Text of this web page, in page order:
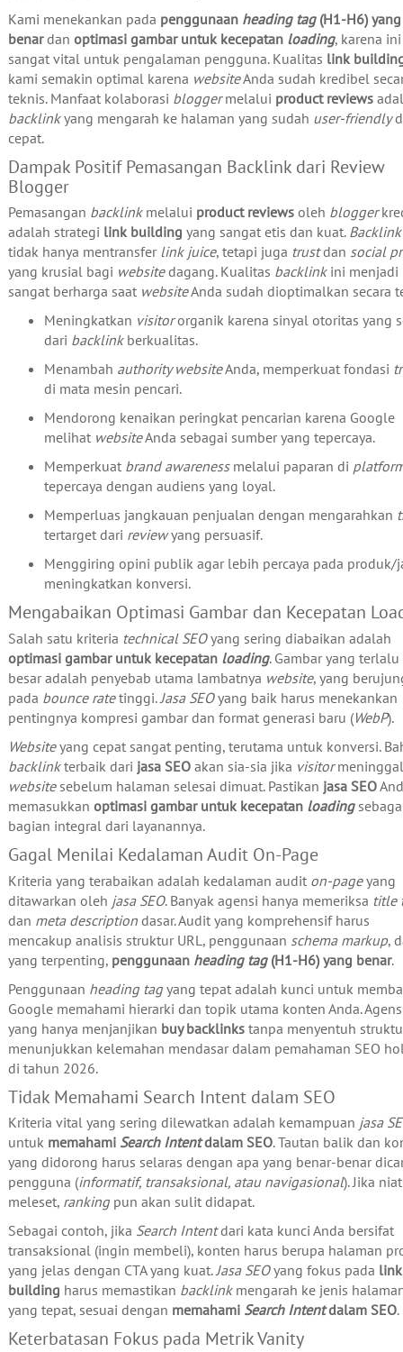
Kami menekankan pada penggunaan heading tag(H1-H6) yang
benardan optimasi gambar untuk kecepatan loading, karena ini
sangat vital untuk pengalaman pengguna. Kualitas link
kami semakin optimal karena websiteAnda sudah kredibel
teknis. Manfaat kolaborasi bloggermelalui product reviews
backlinkyang mengarah ke halaman yang sudah user-friendly
cepat.
Dampak Positif Pemasangan Backlink dari Review
Blogger
Pemasangan backlinkmelalui product reviewsoleh blogger
adalah strategi link building yang sangat etis dan kuat. Backlink
tidak hanya mentransfer link juice, tetapi juga trustdan social
yang krusial bagi websitedagang. Kualitas backlinkini menjadi
sangat berharga saat websiteAnda sudah dioptimalkan secara
Meningkatkan visitororganik karena sinyal otoritas yang
dari backlinkberkualitas.
Menambah authority websiteAnda, memperkuat fondasi
di mata mesin pencari.
Mendorong kenaikan peringkat pencarian karena Google
melihat websiteAnda sebagai sumber yang tepercaya.
Memperkuat brand awarenessmelalui paparan di
tepercaya dengan audiens yang loyal.
Memperluas jangkauan penjualan dengan mengarahkan
tertarget dari reviewyang persuasif.
Menggiring opini publik agar lebih percaya pada produk/
meningkatkan konversi.
Mengabaikan Optimasi Gambar dan Kecepatan
Salah satu kriteria technical SEOyang sering diabaikan adalah
optimasi gambar untuk kecepatan loading. Gambar yang terlalu
besar adalah penyebab utama lambatnya website, yang
pada bounce ratetinggi. Jasa SEOyang baik harus menekankan
pentingnya kompresi gambar dan format generasi baru (WebP).
Websiteyang cepat sangat penting, terutama untuk konversi.
backlinkterbaik dari jasa SEOakan sia-sia jika visitor
websitesebelum halaman selesai dimuat. Pastikan jasa SEO
memasukkan optimasi gambar untuk kecepatan loading
bagian integral dari layanannya.
Gagal Menilai Kedalaman Audit On-Page
Kriteria yang terabaikan adalah kedalaman audit on-pageyang
ditawarkan oleh jasa SEO. Banyak agensi hanya memeriksa title
dan meta descriptiondasar. Audit yang komprehensif harus
mencakup analisis struktur URL, penggunaan schema markup,
yang terpenting, penggunaan heading tag(H1-H6) yang benar.
Penggunaan heading tagyang tepat adalah kunci untuk
Google memahami hierarki dan topik utama konten Anda.
yang hanya menjanjikan buy backlinkstanpa menyentuh
menunjukkan kelemahan mendasar dalam pemahaman SEO
di tahun 2026.
Tidak Memahami Search Intent dalam SEO
Kriteria vital yang sering dilewatkan adalah kemampuan jasa
untuk memahami Search Intentdalam SEO. Tautan balik dan
yang didorong harus selaras dengan apa yang benar-benar
pengguna (informatif, transaksional, atau navigasional). Jika
meleset, rankingpun akan sulit didapat.
Sebagai contoh, jika Search Intentdari kata kunci Anda bersifat
transaksional (ingin membeli), konten harus berupa halaman
yang jelas dengan CTA yang kuat.Jasa SEOyang fokus pada link
building harus memastikan backlinkmengarah ke jenis
yang tepat, sesuai dengan memahami Search Intentdalam SEO.
Keterbatasan Fokus pada Metrik Vanity